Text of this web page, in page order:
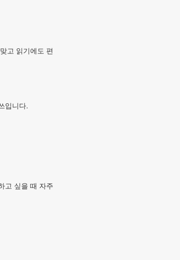
고 읽기에도 편
입니다.
고 싶을 때 자주